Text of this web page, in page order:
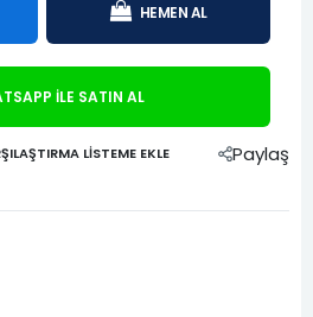
HEMEN AL
İLE SATIN AL
LISTEME EKLE Paylaş